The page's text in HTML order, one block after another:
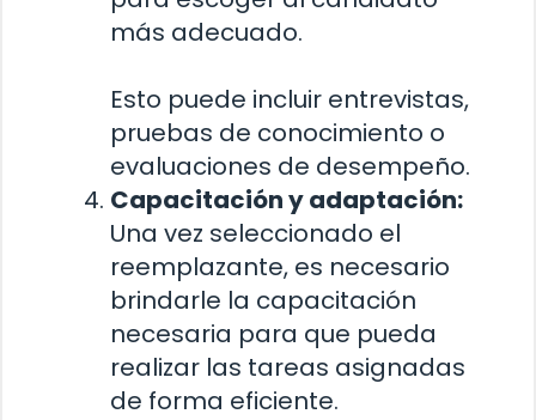
más adecuado.
Esto puede incluir entrevistas,
pruebas de conocimiento o
evaluaciones de desempeño.
Capacitación y adaptación:
Una vez seleccionado el
reemplazante, es necesario
brindarle la capacitación
necesaria para que pueda
realizar las tareas asignadas
de forma eficiente.